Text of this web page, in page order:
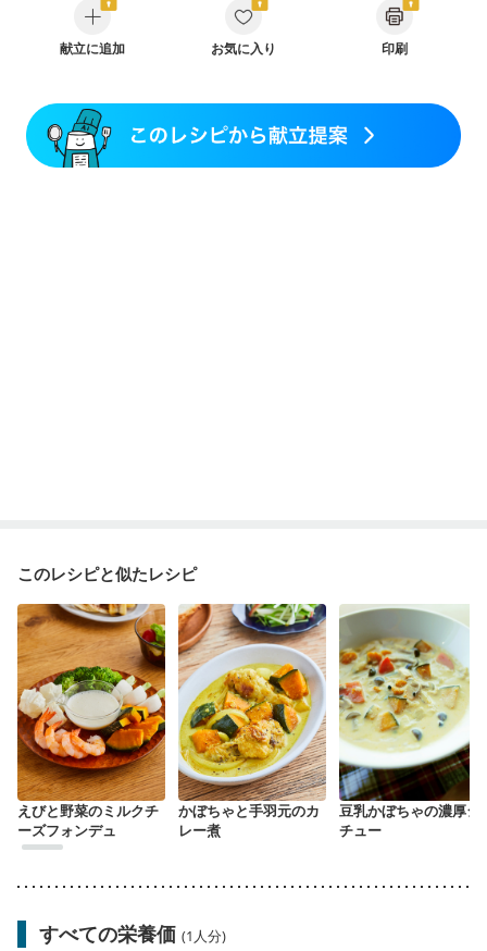
糖尿病性腎症（第３期）
CKD（ステージ１）
CKD（ステージ２）
CKD（ステージ３a）
CKD（ステージ３b）
乳がん（抗がん剤治療中）
産後（混合栄養）
関節リウマチ
乾癬 低栄養予防
貧血対策
ニキビ・肌荒れ
献立に追加 お気に入り 印刷
このレシピと似たレシピ
えびと野菜のミルクチ
ーズフォンデュ
かぼちゃと手羽元のカ
レー煮
豆乳かぼちゃの濃厚シ
チュー
すべての栄養価 (1人分)